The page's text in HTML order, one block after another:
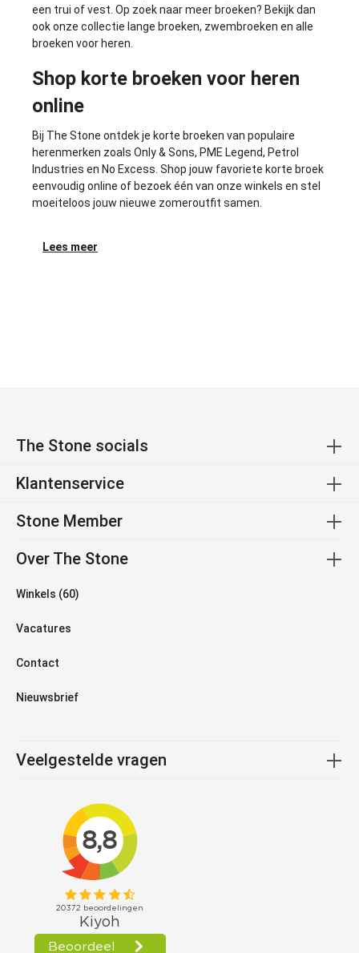
een trui of vest . Op zoek naar meer broeken? Bekijk dan
ook onze collectie lange broeken, zwembroeken en alle
broeken voor heren
Shop korte broeken voor heren
online
Bij The Stone ontdek je korte broeken van populaire
herenmerken zoals Only & Sons, PME Legend, Petrol
Industries en No Excess . Shop jouw favoriete korte broek
eenvoudig online of bezoek één van onze winkels en stel
moeiteloos jouw nieuwe zomeroutfit samen.
Lees meer
The Stone socials
Klantenservice
Stone Member
Over The Stone
Winkels (60)
Vacatures
Contact
Nieuwsbrief
Veelgestelde vragen